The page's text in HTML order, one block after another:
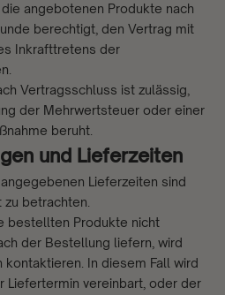
angebotenen Produkte nach
berechtigt, den Vertrag mit
Inkrafttretens der
Vertragsschluss ist zulässig,
der Mehrwertsteuer oder einer
beruht.
und Lieferzeiten
Lieferzeiten sind
betrachten.
bestellten Produkte nicht
der Bestellung liefern, wird
kontaktieren. In diesem Fall wird
Liefertermin vereinbart, oder der